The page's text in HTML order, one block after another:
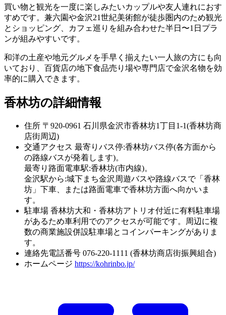
買い物と観光を一度に楽しみたいカップルや友人連れにおす
すめです。兼六園や金沢21世紀美術館が徒歩圏内のため観光
とショッピング、カフェ巡りを組み合わせた半日〜1日プラ
ンが組みやすいです。
和洋の土産や地元グルメを手早く揃えたい一人旅の方にも向
いており、百貨店の地下食品売り場や専門店で金沢名物を効
率的に購入できます。
香林坊の詳細情報
住所 〒920-0961 石川県金沢市香林坊1丁目1-1(香林坊商
店街周辺)
交通アクセス 最寄りバス停:香林坊バス停(各方面から
の路線バスが発着します)。
最寄り路面電車駅:香林坊(市内線)。
金沢駅から:城下まち金沢周遊バスや路線バスで「香林
坊」下車、または路面電車で香林坊方面へ向かいま
す。
駐車場 香林坊大和・香林坊アトリオ付近に有料駐車場
があるため車利用でのアクセスが可能です。周辺に複
数の商業施設併設駐車場とコインパーキングがありま
す。
連絡先電話番号 076-220-1111 (香林坊商店街振興組合)
ホームページ https://kohrinbo.jp/